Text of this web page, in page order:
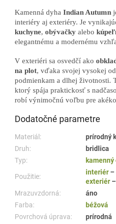
Kamenná dyha Indian Autumn
interiéry aj exteriéry. Je
kuchyne, obývačky alebo
elegantnému a modernému
V exteriéri sa osvedčí ako
na plot, vďaka svojej vysokej
podmienkam a dlhej životnosti.
ktorý spája praktickosť s
robí výnimočnú voľbu pre
Dodatočné parametre
Materiál:
prírodný
Druh:
bridlica
Typ:
kamenný
Použitie:
interiér –
exteriér –
Mrazuvzdorná:
áno
Farba:
béžová
Povrchová úprava:
prírodná